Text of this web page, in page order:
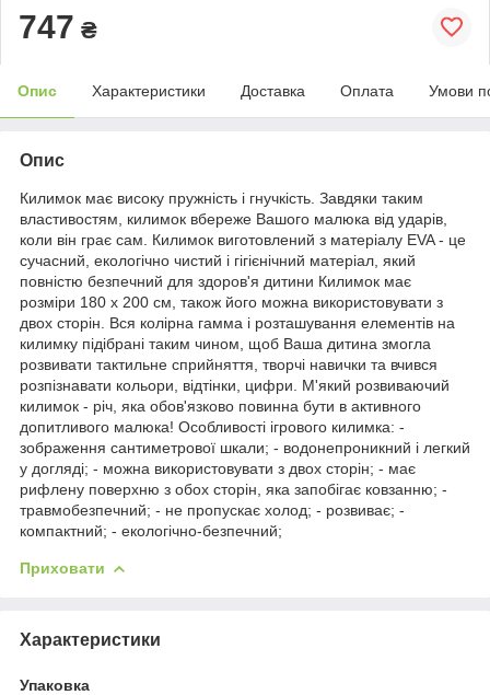
747 ₴
Опис Характеристики Доставка Оплата Умови
Опис
Килимок має високу пружність і гнучкість. Завдяки таким
властивостям, килимок вбереже Вашого малюка від ударів,
коли він грає сам. Килимок виготовлений з матеріалу EVA - це
сучасний, екологічно чистий і гігієнічний матеріал, який
повністю безпечний для здоров'я дитини Килимок має
розміри 180 х 200 см, також його можна використовувати з
двох сторін. Вся колірна гамма і розташування елементів на
килимку підібрані таким чином, щоб Ваша дитина змогла
розвивати тактильне сприйняття, творчі навички та вчився
розпізнавати кольори, відтінки, цифри. М'який розвиваючий
килимок - річ, яка обов'язково повинна бути в активного
допитливого малюка! Особливості ігрового килимка: -
зображення сантиметрової шкали; - водонепроникний і легкий
у догляді; - можна використовувати з двох сторін; - має
рифлену поверхню з обох сторін, яка запобігає ковзанню; -
травмобезпечний; - не пропускає холод; - розвиває; -
компактний; - екологічно-безпечний;
Приховати
Характеристики
Упаковка